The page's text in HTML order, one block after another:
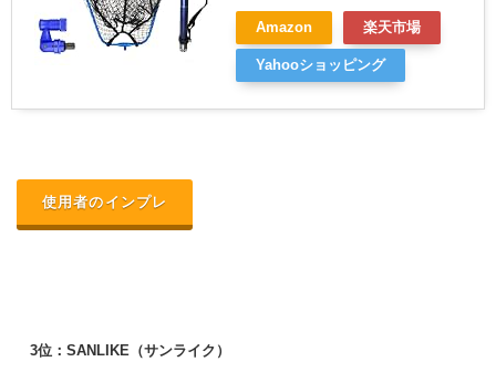
Amazon 楽天市場
Yahooショッピング
使用者のインプレ
3位：SANLIKE（サンライク）